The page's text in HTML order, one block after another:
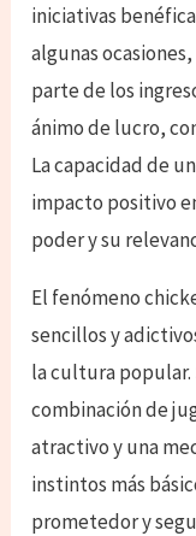
iniciativas
algunas
parte de los
ánimo de lucro,
La capacidad de
impacto positivo
poder y su
El fenómeno
sencillos y
la cultura popular.
combinación de
atractivo y una
instintos más
prometedor y